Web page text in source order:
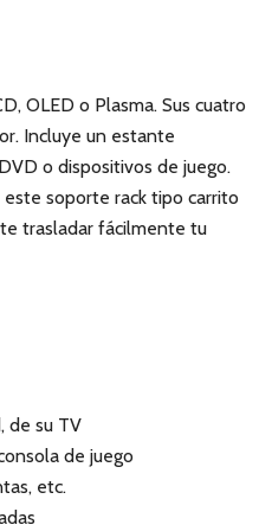
OLED o Plasma. Sus cuatro
Incluye un estante
o dispositivos de juego.
soporte rack tipo carrito
trasladar fácilmente tu
de su TV
de juego
etc.